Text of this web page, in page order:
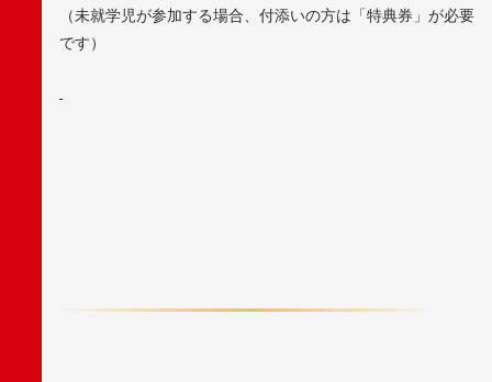
（未就学児が参加する場合、付添いの方は「特典券」が必要
です）